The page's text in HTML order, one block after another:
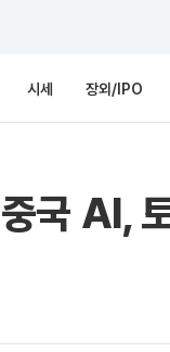
시세 장외/IPO
국 AI,